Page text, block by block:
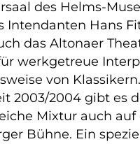
des Helms-
Intendanten Hans
das Altonaer
werkgetreue
von
2003/2004 gibt es
Mixtur auch auf
Bühne. Ein